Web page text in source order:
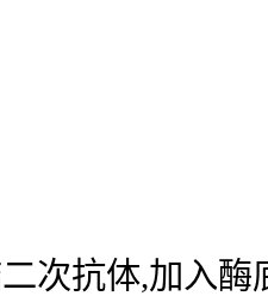
次抗体,加入